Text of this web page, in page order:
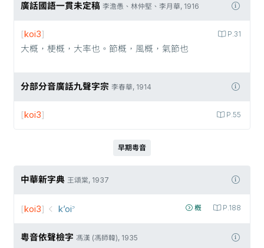
廣話國語一貫未定稿 李澹愚、林仲堅、李月華, 1916
P.31
[koi3]
大概，梗概，大率也。節概，風概，氣節也
分部分音廣話九聲字宗 李春華, 1914
P.55
[koi3]
早期粵音
中華新字典 王頌棠, 1937
槪 P.188
[koi3] k’oi꜄
粵音依聲檢字 馮漢 (馮師韓), 1935